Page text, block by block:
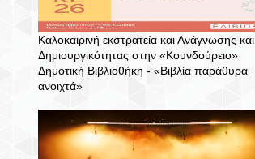
Καλοκαιρινή εκστρατεία και Ανάγνωσης και
Δημιουργικότητας στην «Κουνδούρειο»
Δημοτική Βιβλιοθήκη - «Βιβλία παράθυρα
ανοιχτά»